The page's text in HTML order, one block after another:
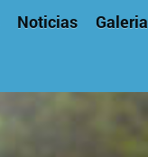
Noticias Galeria